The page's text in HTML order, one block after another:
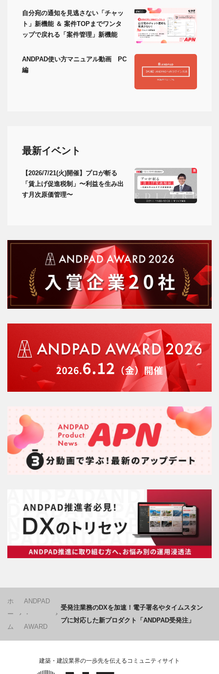
自分宛の通知を見逃さない「チャッ
ト」新機能 ＆ 案件TOPまでワンタ
ップで戻れる「案件管理」新機能
ANDPAD使い方マニュアル動画 PC
編
最新イベント
【2026/7/21(火)開催】プロが斬る
「賃上げ促進税制」〜利益を生み出
す月次原価管理〜
ホ
ー
ム
ANDPAD
・
AWARD
受発注業務のDXを加速！電子署名やタイムスタン
プに対応した新プロダクト「ANDPAD受発注」
建築・建設業界の一歩先を伝えるコミュニティサイト